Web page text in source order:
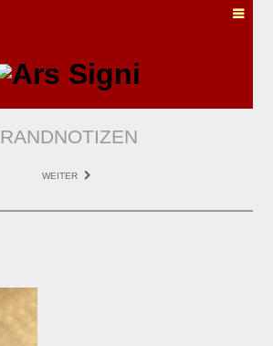
RANDNOTIZEN
WEITER